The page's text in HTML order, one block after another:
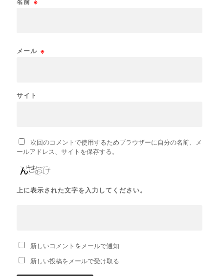
メール ※
サイト
次回のコメントで使用するためブラウザーに自分の名前、メ
ールアドレス、サイトを保存する。
上に表示された文字を入力してください。
新しいコメントをメールで通知
新しい投稿をメールで受け取る